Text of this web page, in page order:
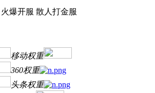
爆开服 散人打金服
移动权重
360权重
头条权重